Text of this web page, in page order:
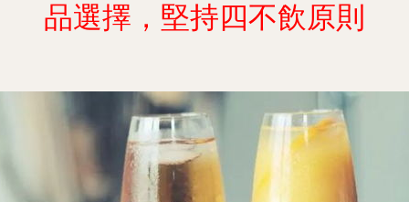
品選擇，堅持四不飲原則